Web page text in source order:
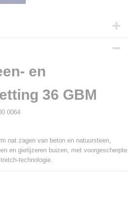
en
36 GBM
0064
nat zagen van beton en natuursteen,
en gietijzeren buizen, met voorgescherpte
technologie.